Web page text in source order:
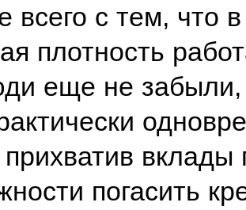
всего с тем, что
плотность
еще не забыли,
прихватив
погасить